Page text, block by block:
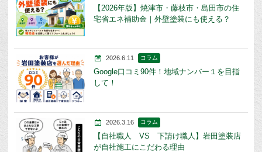
【2026年版】焼津市・藤枝市・島田市の住
宅省エネ補助金｜外壁塗装にも使える？
2026.6.11 コラム
Google口コミ90件！地域ナンバー１を目指
して！
2026.3.16 コラム
【自社職人 VS 下請け職人】岩田塗装店
が自社施工にこだわる理由